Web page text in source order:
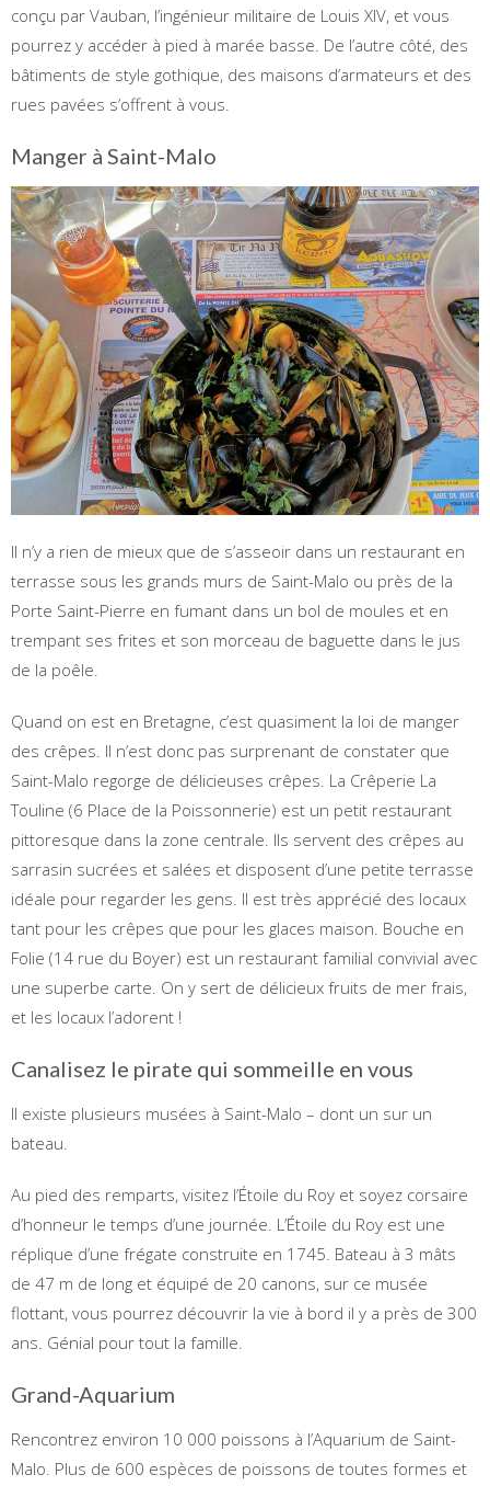
conçu par Vauban, l’ingénieur militaire de Louis XIV, et vous
pourrez y accéder à pied à marée basse. De l’autre côté, des
bâtiments de style gothique, des maisons d’armateurs et des
rues pavées s’offrent à vous.
Manger à Saint-Malo
Il n’y a rien de mieux que de s’asseoir dans un restaurant en
terrasse sous les grands murs de Saint-Malo ou près de la
Porte Saint-Pierre en fumant dans un bol de moules et en
trempant ses frites et son morceau de baguette dans le jus
de la poêle.
Quand on est en Bretagne, c’est quasiment la loi de manger
des crêpes. Il n’est donc pas surprenant de constater que
Saint-Malo regorge de délicieuses crêpes. La Crêperie La
Touline (6 Place de la Poissonnerie) est un petit restaurant
pittoresque dans la zone centrale. Ils servent des crêpes au
sarrasin sucrées et salées et disposent d’une petite terrasse
idéale pour regarder les gens. Il est très apprécié des locaux
tant pour les crêpes que pour les glaces maison. Bouche en
Folie (14 rue du Boyer) est un restaurant familial convivial avec
une superbe carte. On y sert de délicieux fruits de mer frais,
et les locaux l’adorent !
Canalisez le pirate qui sommeille en vous
Il existe plusieurs musées à Saint-Malo – dont un sur un
bateau.
Au pied des remparts, visitez l’Étoile du Roy et soyez corsaire
d’honneur le temps d’une journée. L’Étoile du Roy est une
réplique d’une frégate construite en 1745. Bateau à 3 mâts
de 47 m de long et équipé de 20 canons, sur ce musée
flottant, vous pourrez découvrir la vie à bord il y a près de 300
ans. Génial pour tout la famille.
Grand-Aquarium
Rencontrez environ 10 000 poissons à l’Aquarium de Saint-
Malo. Plus de 600 espèces de poissons de toutes formes et